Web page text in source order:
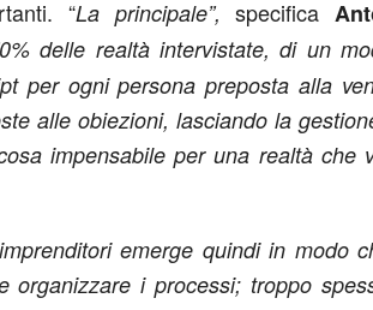
“La principale”,specifica
delle realtà intervistate, di un
per ogni persona preposta alla
alle obiezioni, lasciando la
impensabile per una realtà che
emerge quindi in modo
organizzare i processi; troppo